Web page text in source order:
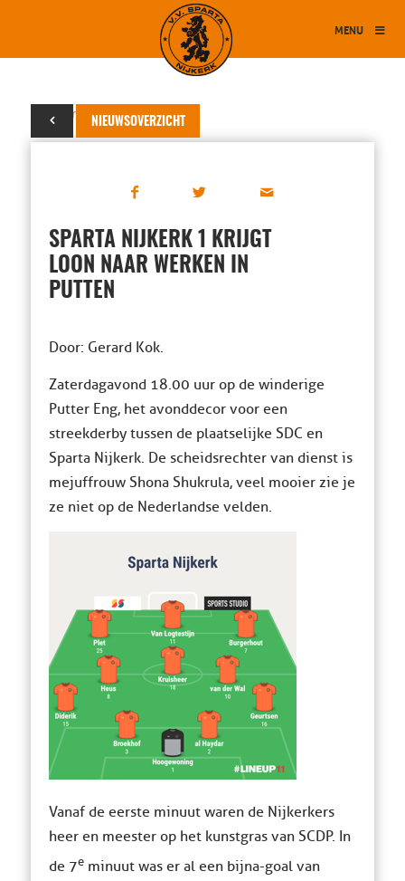
MENU
NIEUWSOVERZICHT
16 maart 2019
SPARTA NIJKERK 1 KRIJGT
LOON NAAR WERKEN IN
PUTTEN
Door: Gerard Kok.
Zaterdagavond 18.00 uur op de winderige
Putter Eng, het avonddecor voor een
streekderby tussen de plaatselijke SDC en
Sparta Nijkerk. De scheidsrechter van dienst is
mejuffrouw Shona Shukrula, veel mooier zie je
ze niet op de Nederlandse velden.
Vanaf de eerste minuut waren de Nijkerkers
heer en meester op het kunstgras van SCDP. In
de 7eminuut was er al een bijna-goal van